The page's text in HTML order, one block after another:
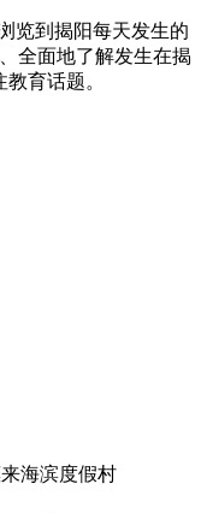
览到揭阳每天发生的
全面地了解发生在揭
育话题。
海滨度假村